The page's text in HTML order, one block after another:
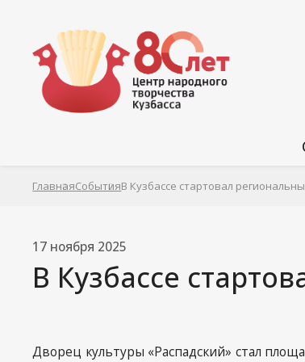
ГлавнаяСобытияВ Кузбассе стартовал
17 ноября 2025
В Кузбассе
Дворец культуры «Распадский» стал